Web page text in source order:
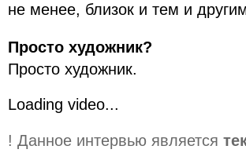
не менее, близок и тем и
Просто художник?
Просто художник.
Loading video...
! Данное интервью является